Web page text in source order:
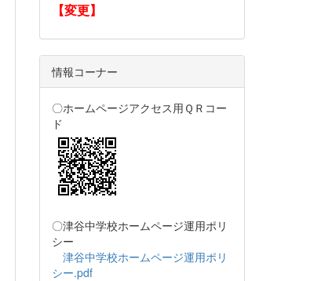
【変更】
情報コーナー
〇ホームページアクセス用ＱＲコー
ド
〇津谷中学校ホームページ運用ポリ
シー
津谷中学校ホームページ運用ポリ
シー.pdf